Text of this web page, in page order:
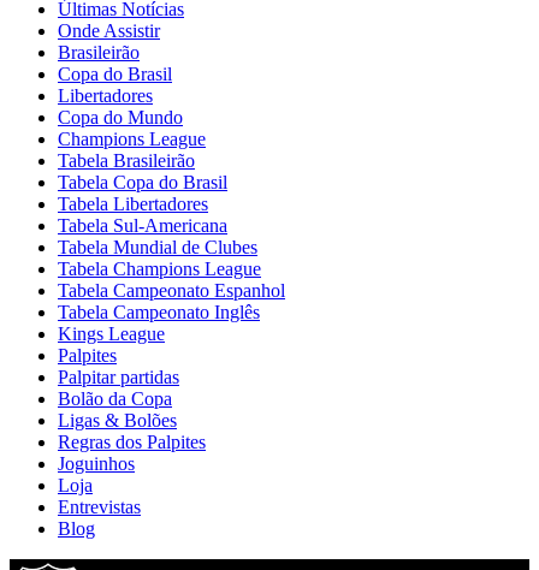
Últimas Notícias
Onde Assistir
Brasileirão
Copa do Brasil
Libertadores
Copa do Mundo
Champions League
Tabela Brasileirão
Tabela Copa do Brasil
Tabela Libertadores
Tabela Sul-Americana
Tabela Mundial de Clubes
Tabela Champions League
Tabela Campeonato Espanhol
Tabela Campeonato Inglês
Kings League
Palpites
Palpitar partidas
Bolão da Copa
Ligas & Bolões
Regras dos Palpites
Joguinhos
Loja
Entrevistas
Blog